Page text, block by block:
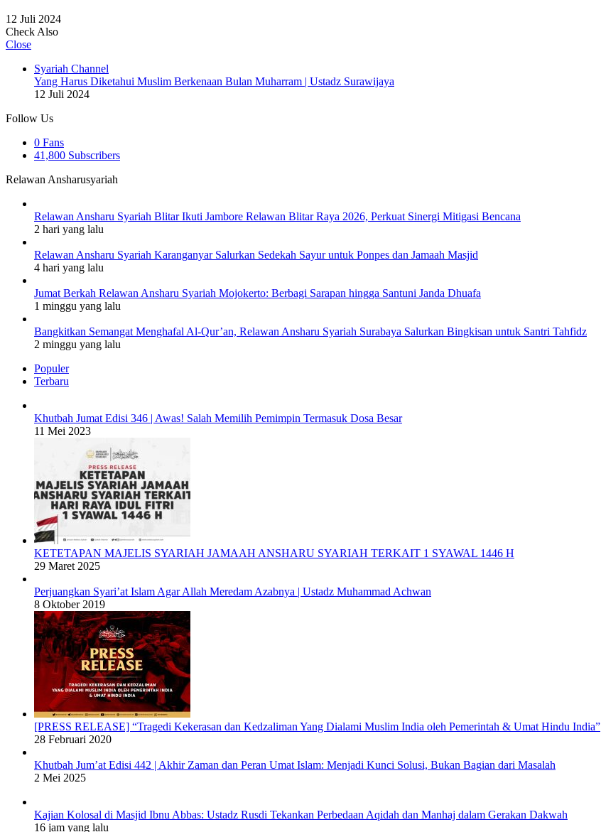
12 Juli 2024
Check Also
Close
Syariah Channel
Yang Harus Diketahui Muslim Berkenaan Bulan Muharram | Ustadz Surawijaya
12 Juli 2024
Follow Us
0 Fans
41,800 Subscribers
Relawan Ansharusyariah
Relawan Ansharu Syariah Blitar Ikuti Jambore Relawan Blitar Raya 2026, Perkuat Sinergi Mitigasi Bencana
2 hari yang lalu
Relawan Ansharu Syariah Karanganyar Salurkan Sedekah Sayur untuk Ponpes dan Jamaah Masjid
4 hari yang lalu
Jumat Berkah Relawan Ansharu Syariah Mojokerto: Berbagi Sarapan hingga Santuni Janda Dhuafa
1 minggu yang lalu
Bangkitkan Semangat Menghafal Al-Qur’an, Relawan Ansharu Syariah Surabaya Salurkan Bingkisan untuk Santri Tahfidz
2 minggu yang lalu
Populer
Terbaru
Khutbah Jumat Edisi 346 | Awas! Salah Memilih Pemimpin Termasuk Dosa Besar
11 Mei 2023
KETETAPAN MAJELIS SYARIAH JAMAAH ANSHARU SYARIAH TERKAIT 1 SYAWAL 1446 H
29 Maret 2025
Perjuangkan Syari’at Islam Agar Allah Meredam Azabnya | Ustadz Muhammad Achwan
8 Oktober 2019
[PRESS RELEASE] “Tragedi Kekerasan dan Kedzaliman Yang Dialami Muslim India oleh Pemerintah & Umat Hindu India”
28 Februari 2020
Khutbah Jum’at Edisi 442 | Akhir Zaman dan Peran Umat Islam: Menjadi Kunci Solusi, Bukan Bagian dari Masalah
2 Mei 2025
Kajian Kolosal di Masjid Ibnu Abbas: Ustadz Rusdi Tekankan Perbedaan Aqidah dan Manhaj dalam Gerakan Dakwah
16 jam yang lalu